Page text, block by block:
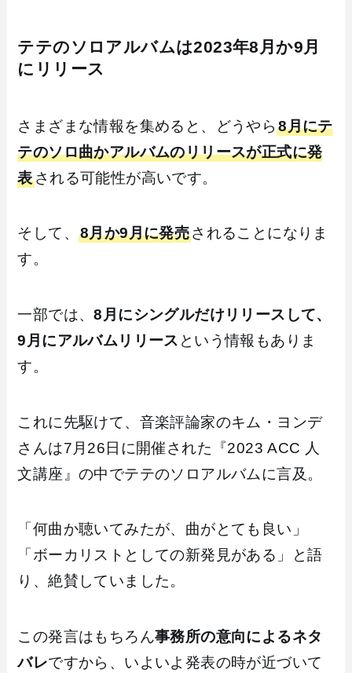
テテのソロアルバムは2023年8月か9月
にリリース
さまざまな情報を集めると、どうやら8月にテ
テのソロ曲かアルバムのリリースが正式に発
表される可能性が高いです。
そして、8月か9月に発売されることになりま
す。
一部では、8月にシングルだけリリースして、
9月にアルバムリリース という情報もありま
す。
これに先駆けて、音楽評論家のキム・ヨンデ
さんは7月26日に開催された『2023 ACC 人
文講座』の中でテテのソロアルバムに言及。
「何曲か聴いてみたが、曲がとても良い」
「ボーカリストとしての新発見がある」と語
り、絶賛していました。
この発言はもちろん事務所の意向によるネタ
バレですから、いよいよ発表の時が近づいて